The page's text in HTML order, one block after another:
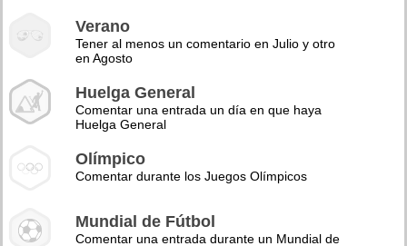
Verano
Tener al menos un comentario en Julio y otro
en Agosto
Huelga General
Comentar una entrada un día en que haya
Huelga General
Olímpico
Comentar durante los Juegos Olímpicos
Mundial de Fútbol
Comentar una entrada durante un Mundial de